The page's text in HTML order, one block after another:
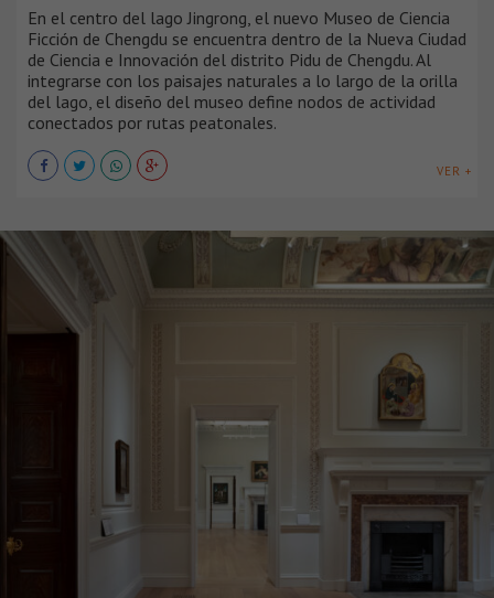
En el centro del lago Jingrong, el nuevo Museo de Ciencia
Ficción de Chengdu se encuentra dentro de la Nueva Ciudad
de Ciencia e Innovación del distrito Pidu de Chengdu. Al
integrarse con los paisajes naturales a lo largo de la orilla
del lago, el diseño del museo define nodos de actividad
conectados por rutas peatonales.
VER +